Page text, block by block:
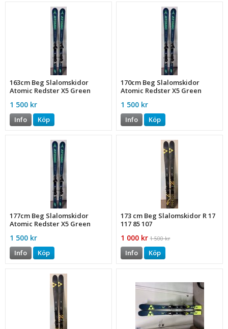
163cm Beg Slalomskidor
Atomic Redster X5 Green
1 500 kr
Info Köp
170cm Beg Slalomskidor
Atomic Redster X5 Green
1 500 kr
Info Köp
177cm Beg Slalomskidor
Atomic Redster X5 Green
1 500 kr
Info Köp
173 cm Beg Slalomskidor R 17
117 85 107
1 000 kr 1 500 kr
Info Köp